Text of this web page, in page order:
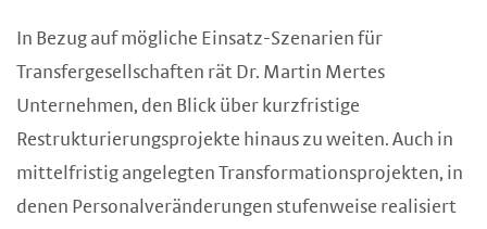
In Bezug auf mögliche Einsatz-Szenarien für
Transfergesellschaften rät Dr. Martin Mertes
Unternehmen, den Blick über kurzfristige
Restrukturierungsprojekte hinaus zu weiten. Auch in
mittelfristig angelegten Transformationsprojekten, in
denen Personalveränderungen stufenweise realisiert